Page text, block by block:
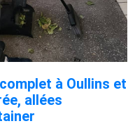
à Oullins et
allées